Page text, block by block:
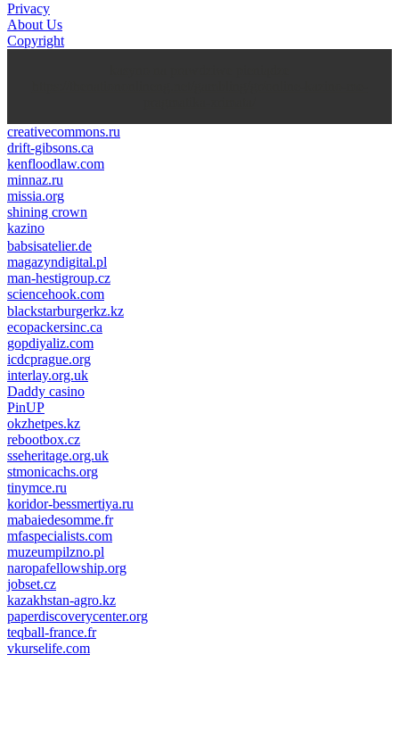
Privacy
About Us
Copyright
creativecommons.ru
drift-gibsons.ca
kenfloodlaw.com
minnaz.ru
missia.org
shining crown
kazino
casino lemon
pinco giriş
babsisatelier.de
magazyndigital.pl
man-hestigroup.cz
sciencehook.com
олимп казино
blackstarburgerkz.kz
ecopackersinc.ca
gopdiyaliz.com
icdcprague.org
interlay.org.uk
Daddy casino
PinUP
okzhetpes.kz
rebootbox.cz
sseheritage.org.uk
stmonicachs.org
tinymce.ru
koridor-bessmertiya.ru
mabaiedesomme.fr
mfaspecialists.com
muzeumpilzno.pl
naropafellowship.org
jobset.cz
kazakhstan-agro.kz
paperdiscoverycenter.org
teqball-france.fr
vkurselife.com